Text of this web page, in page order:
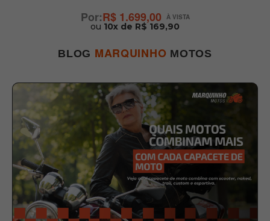
R$ 1.699,00
ou 10x de R$ 169,90
BLOG MARQUINHO MOTOS